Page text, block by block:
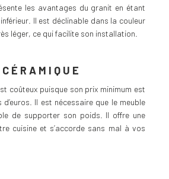
les avantages du granit en étant
Il est déclinable dans la couleur
léger, ce qui facilite son installation.
coûteux puisque son prix minimum est
Il est nécessaire que le meuble
de supporter son poids. Il offre une
cuisine et s’accorde sans mal à vos